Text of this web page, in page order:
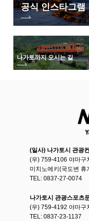
공식 인스타그램
나가토까지 오시는 길
(일사) 나가토시 관광
(우) 759-4106 야마구
미치노에키(국도변
TEL: 0837-27-0074
나가토시 관광스포츠
(우) 759-4192 야마구
TEL: 0837-23-1137